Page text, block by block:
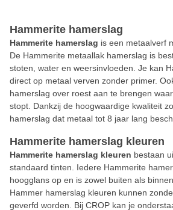
Hammerite hamerslag
Hammerite hamerslag is een metaalverf
De Hammerite metaallak hamerslag is
stoten, water en weersinvloeden. Je kan
direct op metaal verven zonder primer.
hamerslag over roest aan te brengen
stopt. Dankzij de hoogwaardige kwaliteit
hamerslag dat metaal tot 8 jaar lang
Hammerite hamerslag kleuren
Hammerite hamerslag kleuren bestaan
standaard tinten. Iedere Hammerite
hoogglans op en is zowel buiten als
Hammer hamerslag kleuren kunnen
geverfd worden. Bij CROP kan je